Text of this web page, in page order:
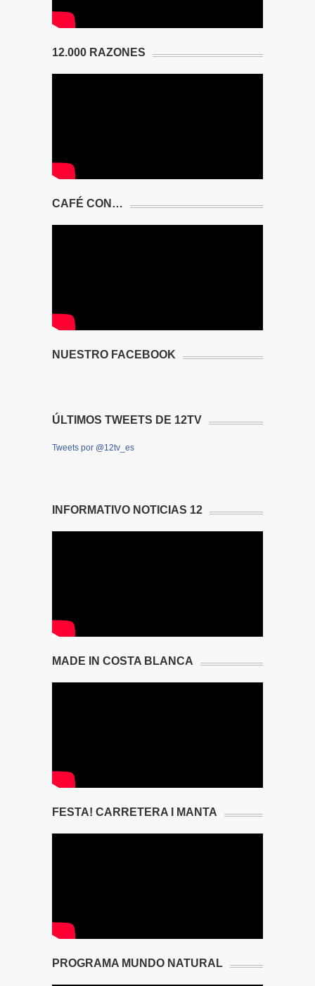
12.000 RAZONES
CAFÉ CON…
NUESTRO FACEBOOK
ÚLTIMOS TWEETS DE 12TV
Tweets por @12tv_es
INFORMATIVO NOTICIAS 12
MADE IN COSTA BLANCA
FESTA! CARRETERA I MANTA
PROGRAMA MUNDO NATURAL